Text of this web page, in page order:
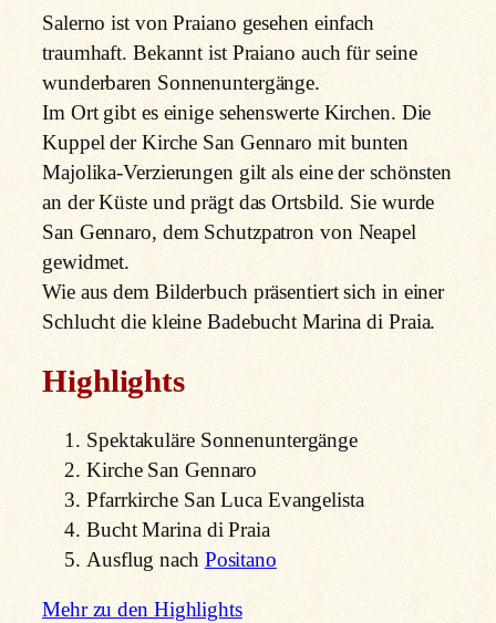
Salerno ist von Praiano gesehen einfach
traumhaft. Bekannt ist Praiano auch für seine
wunderbaren Sonnenuntergänge.
Im Ort gibt es einige sehenswerte Kirchen. Die
Kuppel der Kirche San Gennaro mit bunten
Majolika-Verzierungen gilt als eine der schönsten
an der Küste und prägt das Ortsbild. Sie wurde
San Gennaro, dem Schutzpatron von Neapel
gewidmet.
Wie aus dem Bilderbuch präsentiert sich in einer
Schlucht die kleine Badebucht Marina di Praia.
Highlights
Spektakuläre Sonnenuntergänge
Kirche San Gennaro
Pfarrkirche San Luca Evangelista
Bucht Marina di Praia
Ausflug nach Positano
Mehr zu den Highlights